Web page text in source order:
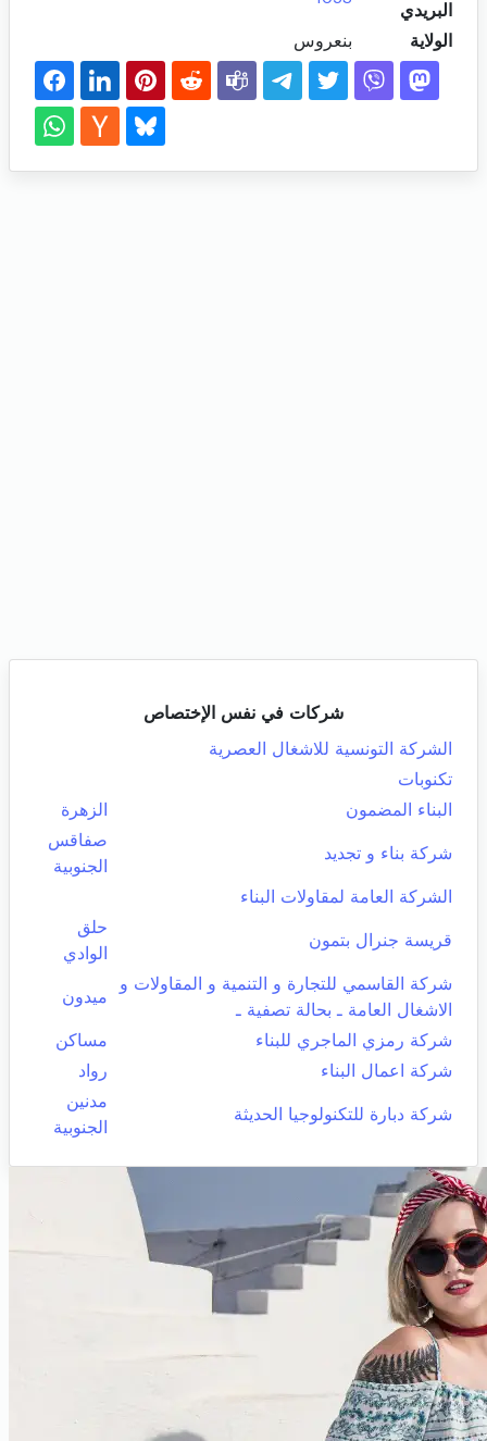
البريدي
الولاية بنعروس
شركات في نفس الإختصاص
الشركة التونسية للاشغال العصرية
تكنوبات
البناء المضمون
الزهرة
شركة بناء و تجديد
صفاقس
الجنوبية
الشركة العامة لمقاولات البناء
قريسة جنرال بتمون
حلق
الوادي
شركة القاسمي للتجارة و التنمية و المقاولات و
الاشغال العامة ـ بحالة تصفية ـ
ميدون
شركة رمزي الماجري للبناء
مساكن
شركة اعمال البناء
رواد
شركة دبارة للتكنولوجيا الحديثة
مدنين
الجنوبية